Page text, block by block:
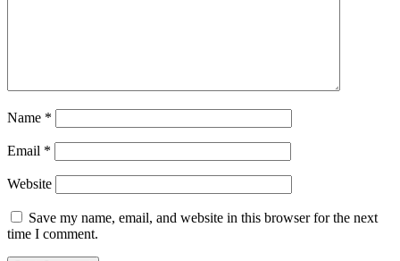
Name *
Email *
Website
Save my name, email, and website in this browser for the next
time I comment.